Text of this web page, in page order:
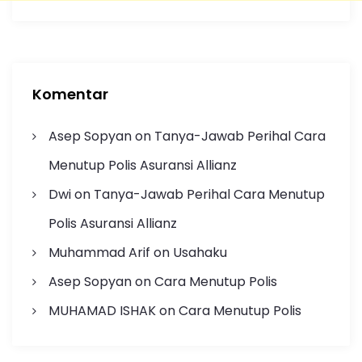
Komentar
Asep Sopyanon Tanya-Jawab Perihal Cara
Menutup Polis Asuransi Allianz
Dwion Tanya-Jawab Perihal Cara Menutup
Polis Asuransi Allianz
Muhammad Arif on Usahaku
Asep SopyanonCara Menutup Polis
MUHAMAD ISHAKonCara Menutup Polis